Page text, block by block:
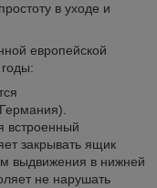
в уходе и
европейской
встроенный
закрывать ящик
выдвижения в нижней
не нарушать